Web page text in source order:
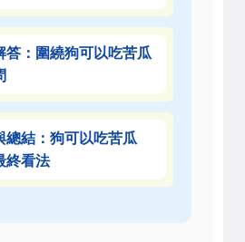
答：圍繞狗可以吃苦瓜
總結：狗可以吃苦瓜
終看法